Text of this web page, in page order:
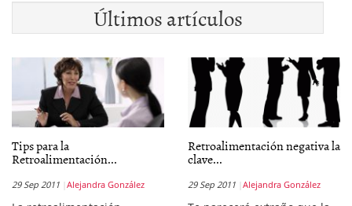
Últimos artículos
Tips para la
Retroalimentación...
29 Sep 2011 Alejandra González
Retroalimentación negativa la
clave...
29 Sep 2011 Alejandra González